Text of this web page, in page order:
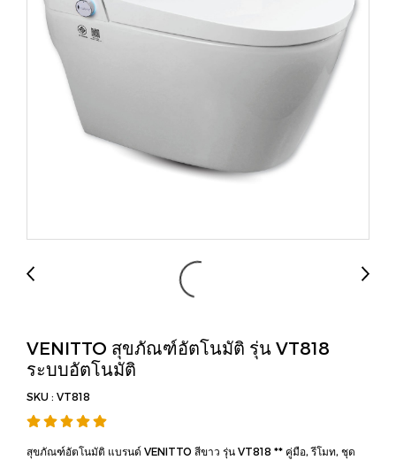
VENITTO สุขภัณฑ์อัตโนมัติ รุ่น VT818
ระบบอัตโนมัติ
SKU : VT818
สุขภัณฑ์อัตโนมัติ แบรนด์ VENITTO สีขาว รุ่น VT818 ** คู่มือ, รีโมท, ชุด